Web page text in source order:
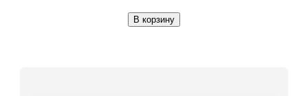
В корзину